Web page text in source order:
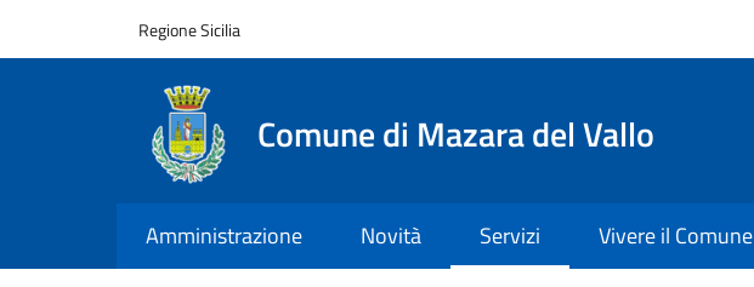
Regione Sicilia
Comune di Mazara del Vallo
Amministrazione Novità Servizi Vivere il Comune